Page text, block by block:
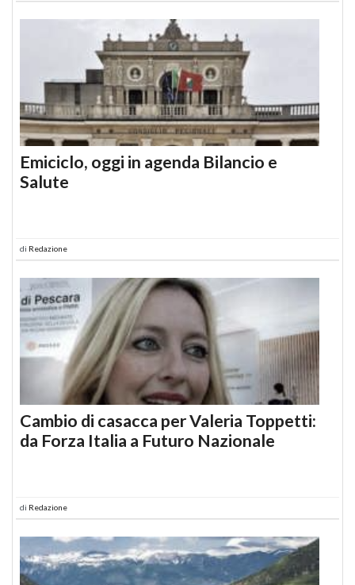
Emiciclo, oggi in agenda Bilancio e
Salute
di Redazione
Cambio di casacca per Valeria Toppetti:
da Forza Italia a Futuro Nazionale
di Redazione